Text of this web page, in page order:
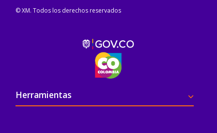
© XM. Todos los derechos reservados
Pie de página
Herramientas